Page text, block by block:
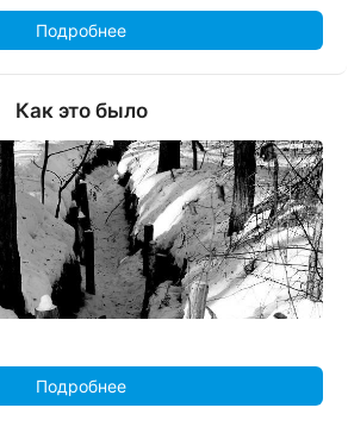
Подробнее
Как это было
Подробнее